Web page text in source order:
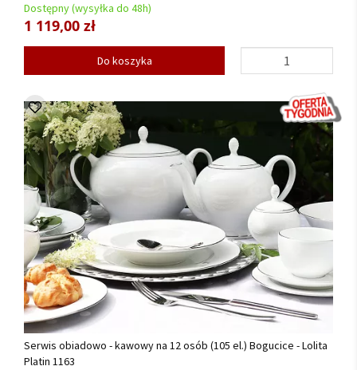
Dostępny (wysyłka do 48h)
1 119,00 zł
Do koszyka
Serwis obiadowo - kawowy na 12 osób (105 el.) Bogucice - Lolita
Platin 1163